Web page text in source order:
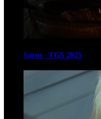
Saros - TGS 2025